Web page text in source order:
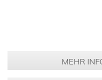
MEHR